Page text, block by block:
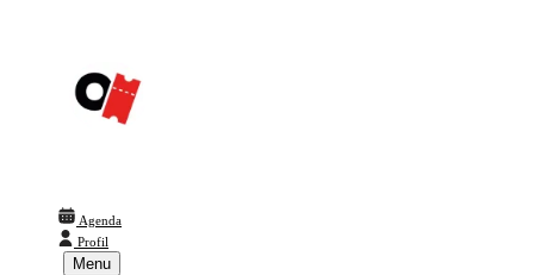
Agenda
Profil
Menu